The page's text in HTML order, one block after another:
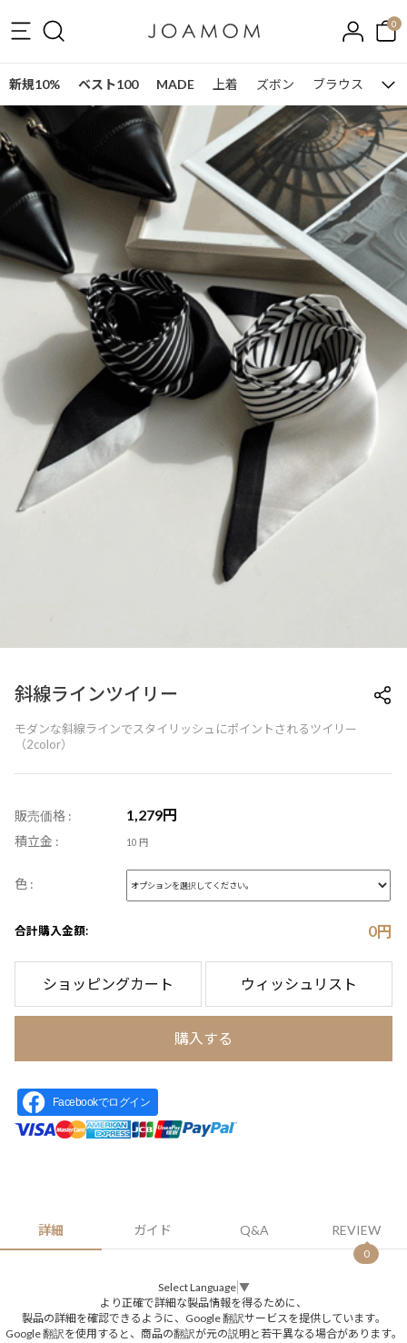
0
新規10% ベスト100 MADE 上着 ズボン ブラウス ワ
斜線ラインツイリー
モダンな斜線ラインでスタイリッシュにポイントされるツイリー
（2color）
販売価格 : 1,279円
積立金 : 10 円
色 :
合計購入金額: 0円
ショッピングカート ウィッシュリスト
購入する
Facebookでログイン
詳細 ガイド Q&A REVIEW
0
Select Language ▼
より正確で詳細な製品情報を得るために、
製品の詳細を確認できるように、Google 翻訳サービスを提供しています。
Google 翻訳を使用すると、商品の翻訳が元の説明と若干異なる場合があります。